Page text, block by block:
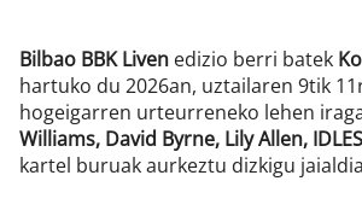
Bilbao BBK Liven edizio berri batek
hartuko du 2026an, uztailaren 9tik
hogeigarren urteurreneko lehen
Williams, David Byrne, Lily Allen,
kartel buruak aurkeztu dizkigu